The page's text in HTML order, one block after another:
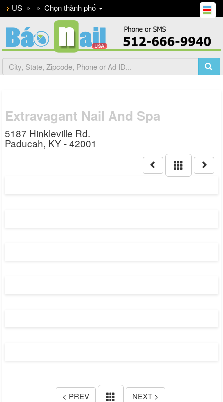
US » » Chọn thành phố
Extravagant Nail And Spa
5187 Hinkleville Rd.
Paducah, KY - 42001
< PREV NEXT >